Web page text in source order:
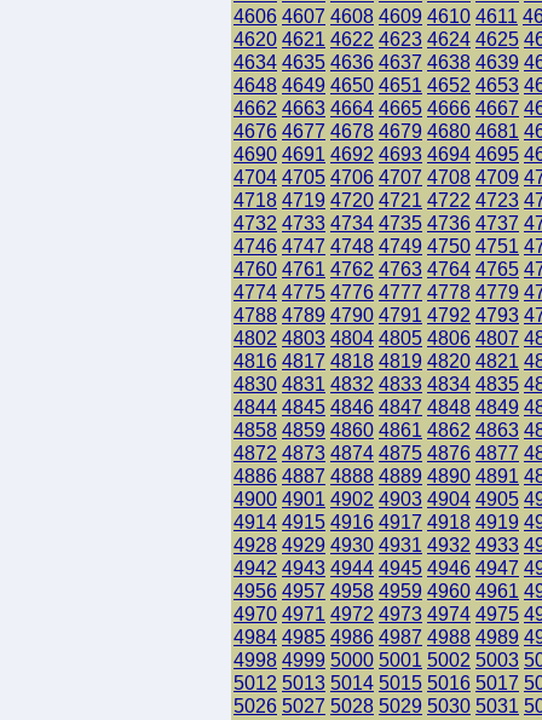
4606 4607 4608 4609 4610 4611
4620 4621 4622 4623 4624 4625
4634 4635 4636 4637 4638 4639
4648 4649 4650 4651 4652 4653
4662 4663 4664 4665 4666 4667
4676 4677 4678 4679 4680 4681
4690 4691 4692 4693 4694 4695
4704 4705 4706 4707 4708 4709
4718 4719 4720 4721 4722 4723
4732 4733 4734 4735 4736 4737
4746 4747 4748 4749 4750 4751
4760 4761 4762 4763 4764 4765
4774 4775 4776 4777 4778 4779
4788 4789 4790 4791 4792 4793
4802 4803 4804 4805 4806 4807
4816 4817 4818 4819 4820 4821
4830 4831 4832 4833 4834 4835
4844 4845 4846 4847 4848 4849
4858 4859 4860 4861 4862 4863
4872 4873 4874 4875 4876 4877
4886 4887 4888 4889 4890 4891
4900 4901 4902 4903 4904 4905
4914 4915 4916 4917 4918 4919
4928 4929 4930 4931 4932 4933
4942 4943 4944 4945 4946 4947
4956 4957 4958 4959 4960 4961
4970 4971 4972 4973 4974 4975
4984 4985 4986 4987 4988 4989
4998 4999 5000 5001 5002 5003
5012 5013 5014 5015 5016 5017
5026 5027 5028 5029 5030 5031